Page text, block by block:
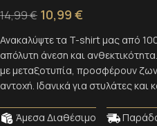
14,99€ 10,99 €
Ανακαλύψτε τα T-shirt μας από
απόλυτη άνεση και
με μεταξοτυπία, προσφέρουν
αντοχή. Ιδανικά για στυλάτες και
Άμεσα Διαθέσιμο